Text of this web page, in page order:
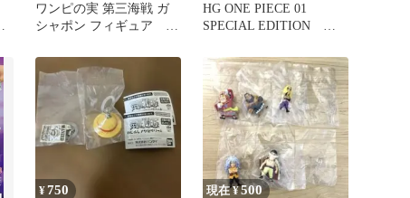
ワンピの実 第三海戦 ガ
シャポン フィギュア サ
HG ONE PIECE 01
SPECIAL EDITION ガ
¥750 現在 ¥500